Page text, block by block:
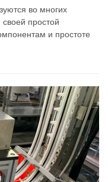
во многих
простой
и простоте